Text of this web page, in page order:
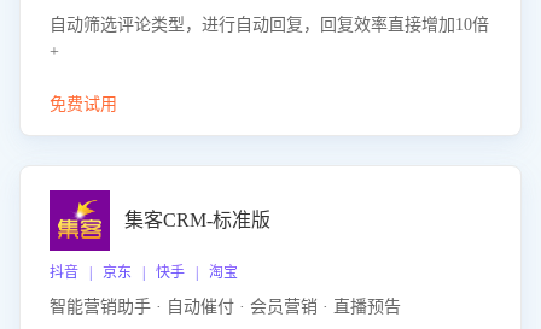
自动筛选评论类型，进行自动回复，回复效率直接增加10倍
+
免费试用
集客CRM-标准版
抖音 | 京东 | 快手 | 淘宝
智能营销助手 · 自动催付 · 会员营销 · 直播预告